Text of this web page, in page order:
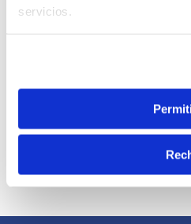
servicios.
125.00
Antes: S/ 249